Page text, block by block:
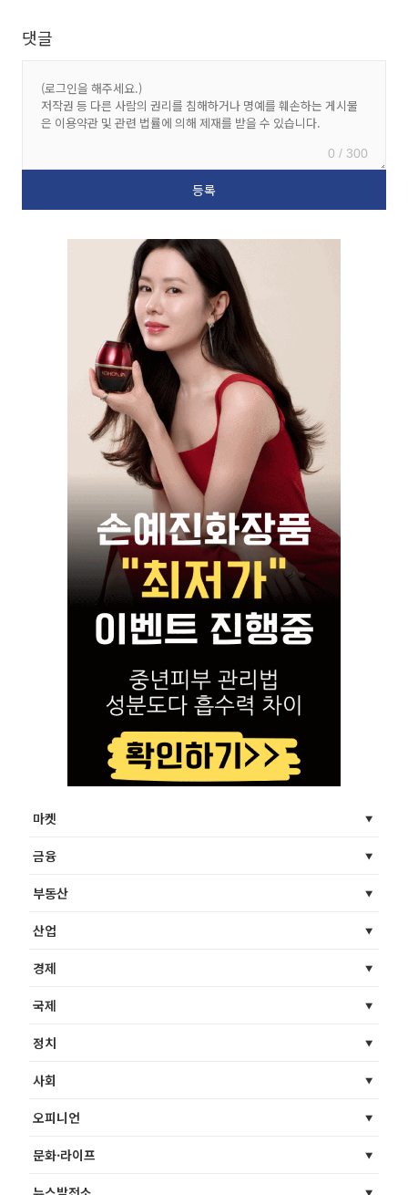
댓글
0 / 300
마켓
금융
부동산
산업
경제
국제
정치
사회
오피니언
문화·라이프